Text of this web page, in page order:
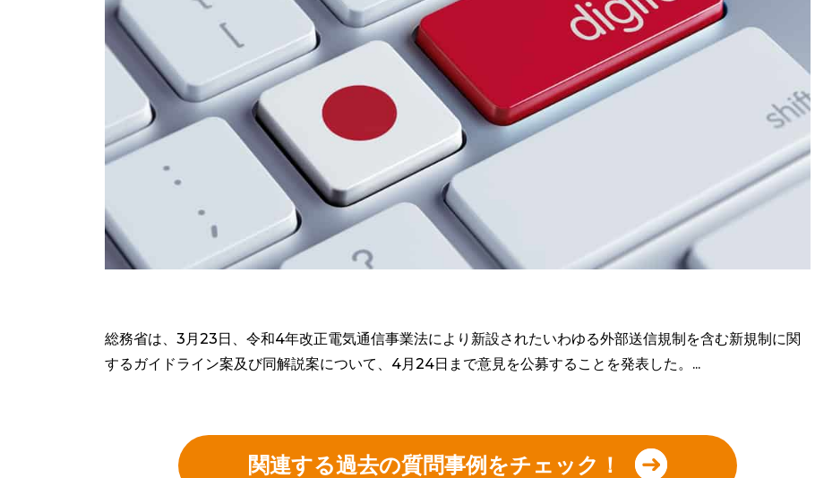
総務省は、3月23日、令和4年改正電気通信事業法により新設されたいわゆる外部送信規制を含む新規制に関
するガイドライン案及び同解説案について、4月24日まで意見を公募することを発表した。...
関連する過去の質問事例をチェック！